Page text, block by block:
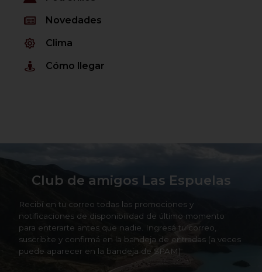
Novedades
Clima
Cómo llegar
Club de amigos Las Espuelas
Recibí en tu correo todas las promociones y
notificaciones de disponibilidad de último momento
para enterarte antes que nadie. Ingresá tu correo,
suscribite y confirmá en la bandeja de entradas (a veces
puede aparecer en la bandeja de SPAM)